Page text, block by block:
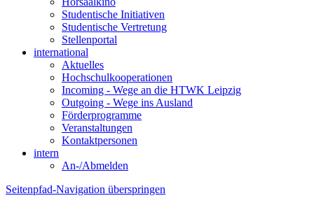
Studentische Initiativen
Studentische Vertretung
Stellenportal
international
Aktuelles
Hochschulkooperationen
Incoming - Wege an die HTWK Leipzig
Outgoing - Wege ins Ausland
Förderprogramme
Veranstaltungen
Kontaktpersonen
intern
An-/Abmelden
Seitenpfad-Navigation überspringen